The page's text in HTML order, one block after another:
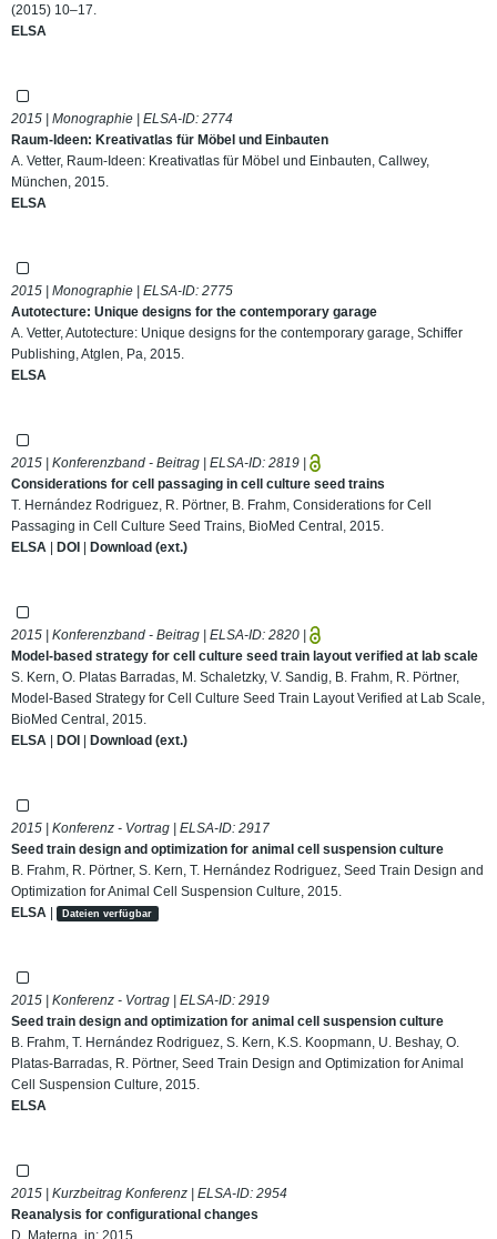
(2015) 10–17.
ELSA
2015 | Monographie | ELSA-ID: 2774
Raum-Ideen: Kreativatlas für Möbel und Einbauten
A. Vetter, Raum-Ideen: Kreativatlas für Möbel und Einbauten, Callwey,
München, 2015.
ELSA
2015 | Monographie | ELSA-ID: 2775
Autotecture: Unique designs for the contemporary garage
A. Vetter, Autotecture: Unique designs for the contemporary garage, Schiffer
Publishing, Atglen, Pa, 2015.
ELSA
2015 | Konferenzband - Beitrag | ELSA-ID: 2819 |
Considerations for cell passaging in cell culture seed trains
T. Hernández Rodriguez, R. Pörtner, B. Frahm, Considerations for Cell
Passaging in Cell Culture Seed Trains, BioMed Central, 2015.
ELSA | DOI | Download (ext.)
2015 | Konferenzband - Beitrag | ELSA-ID: 2820 |
Model-based strategy for cell culture seed train layout verified at lab scale
S. Kern, O. Platas Barradas, M. Schaletzky, V. Sandig, B. Frahm, R. Pörtner,
Model-Based Strategy for Cell Culture Seed Train Layout Verified at Lab Scale,
BioMed Central, 2015.
ELSA | DOI | Download (ext.)
2015 | Konferenz - Vortrag | ELSA-ID: 2917
Seed train design and optimization for animal cell suspension culture
B. Frahm, R. Pörtner, S. Kern, T. Hernández Rodriguez, Seed Train Design and
Optimization for Animal Cell Suspension Culture, 2015.
ELSA | Dateien verfügbar
2015 | Konferenz - Vortrag | ELSA-ID: 2919
Seed train design and optimization for animal cell suspension culture
B. Frahm, T. Hernández Rodriguez, S. Kern, K.S. Koopmann, U. Beshay, O.
Platas-Barradas, R. Pörtner, Seed Train Design and Optimization for Animal
Cell Suspension Culture, 2015.
ELSA
2015 | Kurzbeitrag Konferenz | ELSA-ID: 2954
Reanalysis for configurational changes
D. Materna, in: 2015.